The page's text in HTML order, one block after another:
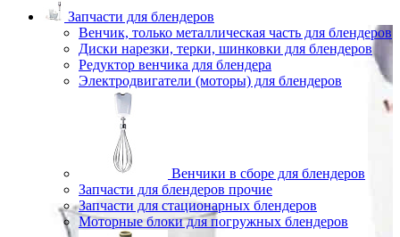
Запчасти для блендеров
Венчик, только металлическая часть для блендеров
Диски нарезки, терки, шинковки для блендеров
Редуктор венчика для блендера
Электродвигатели (моторы) для блендеров
Венчики в сборе для блендеров
Запчасти для блендеров прочие
Запчасти для стационарных блендеров
Моторные блоки для погружных блендеров